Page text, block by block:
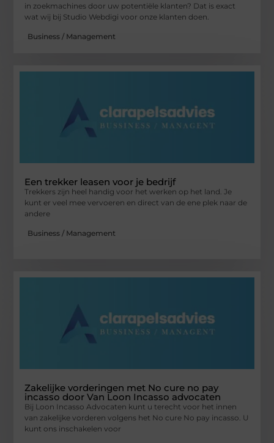
in zoekmachines door uw potentiële klanten? Dat is exact
wat wij bij Studio Webdigi voor onze klanten doen.
Business / Management
Een trekker leasen voor je bedrijf
Trekkers zijn heel handig voor het werken op het land. Je
kunt er veel mee vervoeren en direct van de ene plek naar de
andere
Business / Management
Zakelijke vorderingen met No cure no pay
incasso door Van Loon Incasso advocaten
Bij Loon Incasso Advocaten kunt u terecht voor het innen
van zakelijke vorderen volgens het No cure No pay incasso. U
kunt ons inschakelen voor